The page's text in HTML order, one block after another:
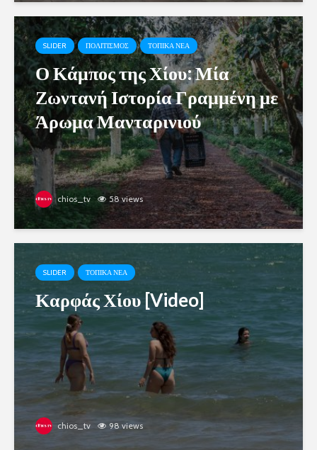
SLIDER ΠΟΛΙΤΙΣΜΟΣ ΤΟΠΙΚΑ ΝΕΑ
Ο Κάμπος της Χίου: Μία
Ζωντανή Ιστορία Γραμμένη με
Άρωμα Μανταρινιού
chios_tv 58 views
SLIDER ΤΟΠΙΚΑ ΝΕΑ
Καρφάς Χίου [Video]
chios_tv 98 views